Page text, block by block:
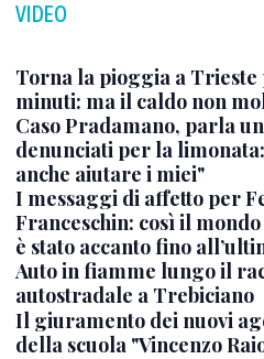
VIDEO
Torna la pioggia a Trieste
minuti: ma il caldo non
Caso Pradamano, parla
denunciati per la
anche aiutare i miei"
I messaggi di affetto per
Franceschin: così il
è stato accanto fino
Auto in fiamme lungo il
autostradale a Trebiciano
Il giuramento dei nuovi
della scuola "Vincenzo